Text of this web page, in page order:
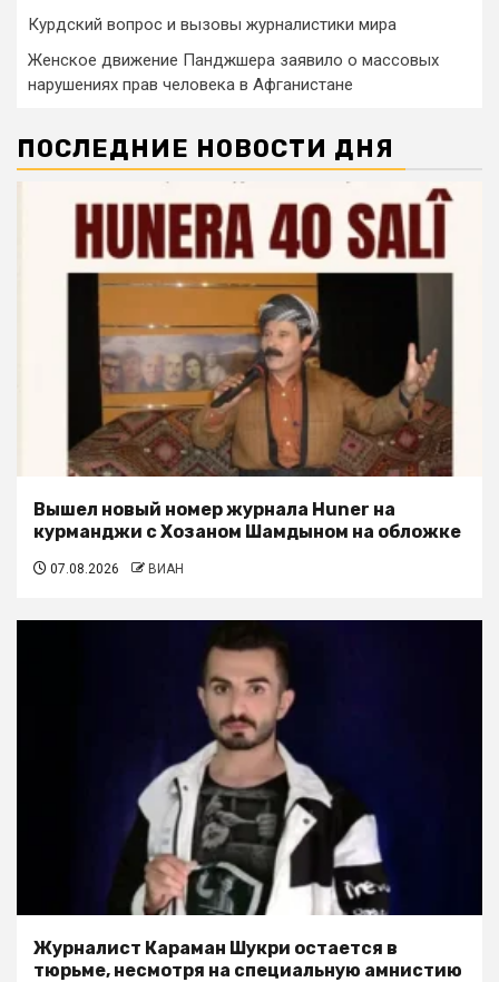
Курдский вопрос и вызовы журналистики мира
Женское движение Панджшера заявило о массовых
нарушениях прав человека в Афганистане
ПОСЛЕДНИЕ НОВОСТИ ДНЯ
Вышел новый номер журнала Huner на
курманджи с Хозаном Шамдыном на обложке
07.08.2026 ВИАН
Журналист Караман Шукри остается в
тюрьме, несмотря на специальную амнистию